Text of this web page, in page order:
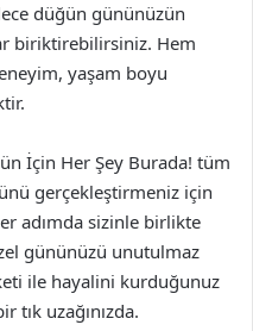
düğün gününüzün
biriktirebilirsiniz. Hem
yaşam boyu
İçin Her Şey Burada! tüm
gerçekleştirmeniz için
adımda sizinle birlikte
gününüzü unutulmaz
ile hayalini kurduğunuz
uzağınızda.